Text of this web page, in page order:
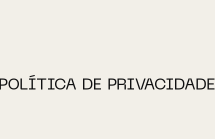
POLÍTICA DE PRIVACIDADE